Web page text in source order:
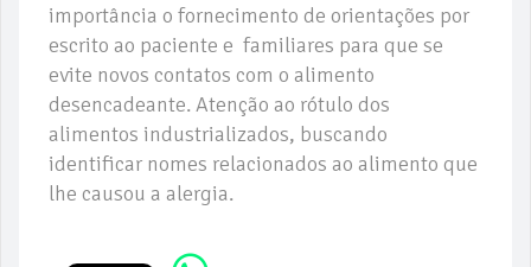
importância o fornecimento de orientações por
escrito ao paciente e familiares para que se
evite novos contatos com o alimento
desencadeante. Atenção ao rótulo dos
alimentos industrializados, buscando
identificar nomes relacionados ao alimento que
lhe causou a alergia.